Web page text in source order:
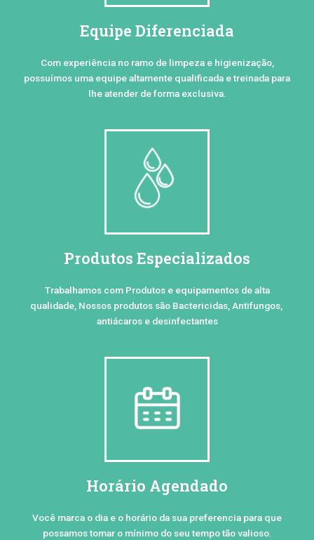
Equipe Diferenciada
Com experiência no ramo de limpeza e higienização,
possuímos uma equipe altamente qualificada e treinada para
lhe atender de forma exclusiva.
Produtos Especializados
Trabalhamos com Produtos e equipamentos de alta
qualidade, Nossos produtos são Bactericidas, Antifungos,
antiácaros e desinfectantes
Horário Agendado
Você marca o dia e o horário da sua preferencia para que
possamos tomar o mínimo do seu tempo tão valioso.